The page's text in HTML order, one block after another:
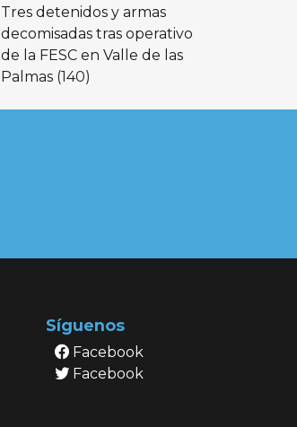
Tres detenidos y armas
decomisadas tras operativo
de la FESC en Valle de las
Palmas (140)
Síguenos
Facebook
Facebook